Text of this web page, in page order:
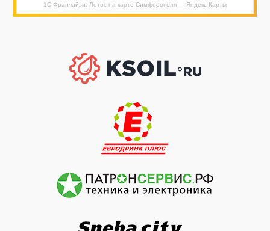
1С Франчайзи: Лотос на карте Симферополя — Яндекс Карты